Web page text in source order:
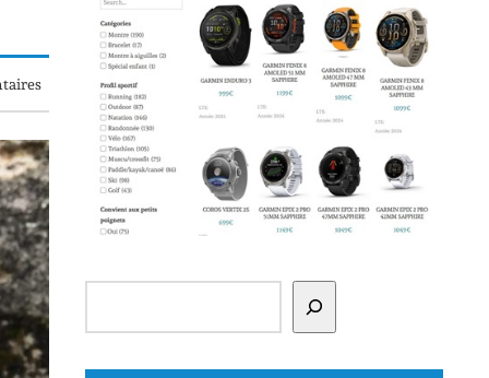
Rechercher